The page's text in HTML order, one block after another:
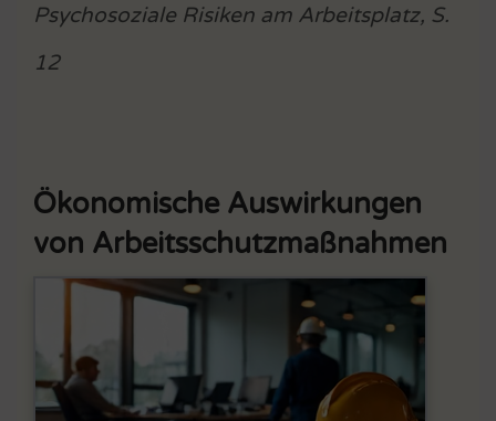
Psychosoziale Risiken am Arbeitsplatz, S.
12
Ökonomische Auswirkungen
von Arbeitsschutzmaßnahmen